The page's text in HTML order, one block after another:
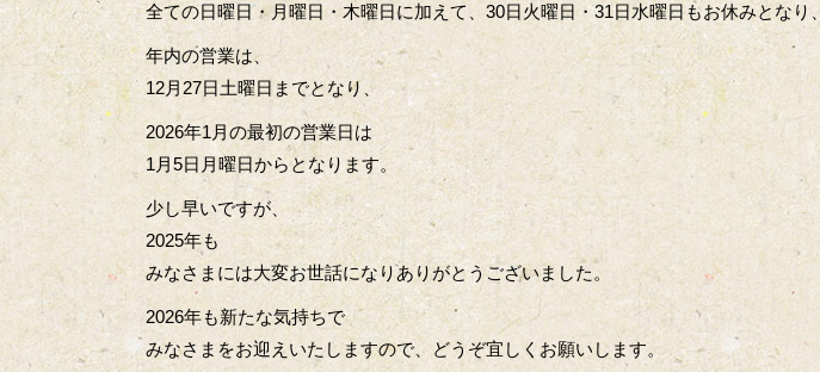
全ての日曜日・月曜日・木曜日に加えて、30日火曜日・31日水曜日もお休みとなり、
年内の営業は、
12月27日土曜日までとなり、
2026年1月の最初の営業日は
1月5日月曜日からとなります。
少し早いですが、
2025年も
みなさまには大変お世話になりありがとうございました。
2026年も新たな気持ちで
みなさまをお迎えいたしますので、どうぞ宜しくお願いします。